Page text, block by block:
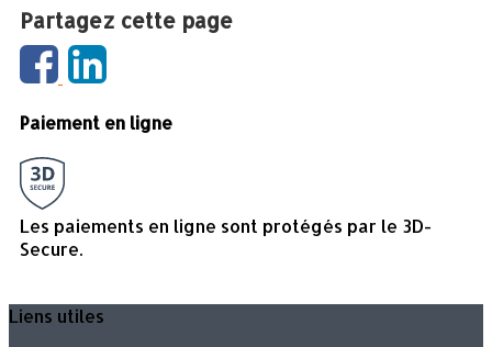
Partagez cette page
Paiement en ligne
Les paiements en ligne sont protégés par le 3D-
Secure.
Liens utiles